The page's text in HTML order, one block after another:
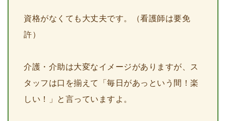
資格がなくても大丈夫です。（看護師は要免
許）
介護・介助は大変なイメージがありますが、ス
タッフは口を揃えて「毎日があっという間！楽
しい！」と言っていますよ。